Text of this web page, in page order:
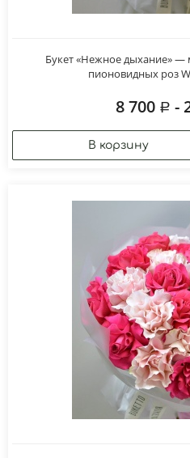
Букет «Нежное дыхание» —
пионовидных роз
8 700 -